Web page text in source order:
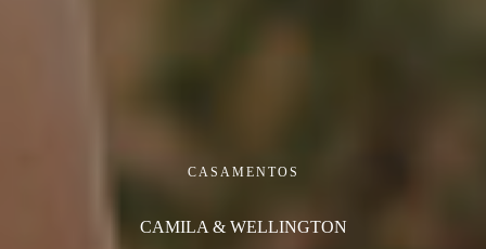
CASAMENTOS
CAMILA & WELLINGTON